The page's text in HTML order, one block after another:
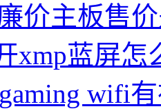
价主板售
xmp蓝屏怎
wifi